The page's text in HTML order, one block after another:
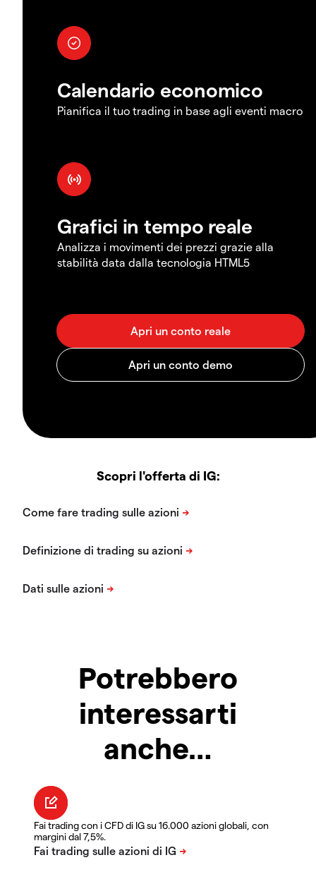
Calendario economico
Pianifica il tuo trading in base agli eventi macro
Grafici in tempo reale
Analizza i movimenti dei prezzi grazie alla
stabilità data dalla tecnologia HTML5
Scopri l'offerta di IG:
Potrebbero
interessarti
anche…
Fai trading con i CFD di IG su 16.000 azioni globali, con
margini dal 7,5%.